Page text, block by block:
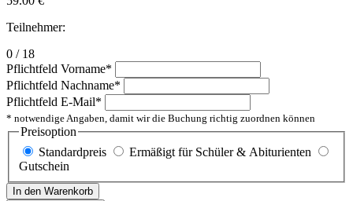
Teilnehmer:
0 / 18
Pflichtfeld Vorname*
Pflichtfeld Nachname*
Pflichtfeld E-Mail*
* notwendige Angaben, damit wir die Buchung richtig zuordnen können
Preisoption
Standardpreis
Ermäßigt für Schüler & Abiturienten
Gutschein